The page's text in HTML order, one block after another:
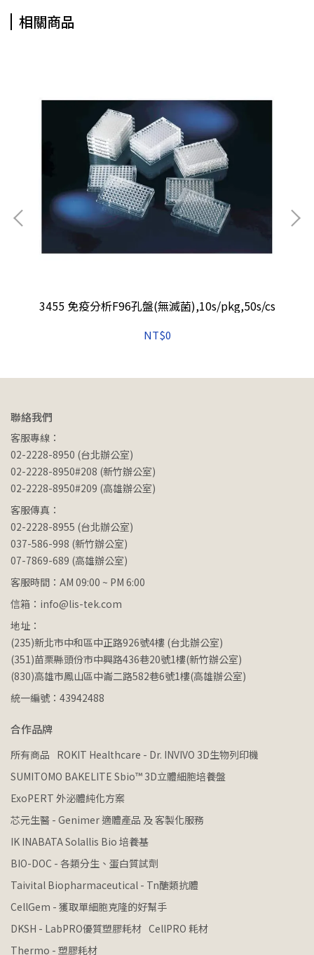
相關商品
3455 免疫分析F96孔盤(無滅菌),10s/pkg,50s/cs
NT$0
聯絡我們
客服專線：
02-2228-8950 (台北辦公室)
02-2228-8950#208 (新竹辦公室)
02-2228-8950#209 (高雄辦公室)
客服傳真：
02-2228-8955 (台北辦公室)
037-586-998 (新竹辦公室)
07-7869-689 (高雄辦公室)
客服時間：AM 09:00 ~ PM 6:00
信箱：info@lis-tek.com
地址：
(235)新北市中和區中正路926號4樓 (台北辦公室)
(351)苗栗縣頭份市中興路436巷20號1樓(新竹辦公室)
(830)高雄市鳳山區中崙二路582巷6號1樓(高雄辦公室)
統一編號：43942488
合作品牌
所有商品 ROKIT Healthcare - Dr. INVIVO 3D生物列印機
SUMITOMO BAKELITE Sbio™ 3D立體細胞培養盤
ExoPERT 外泌體純化方案
芯元生醫 - Genimer 適體產品 及 客製化服務
IK INABATA Solallis Bio 培養基
BIO-DOC - 各類分生、蛋白質試劑
Taivital Biopharmaceutical - Tn醣類抗體
CellGem - 獲取單細胞克隆的好幫手
DKSH - LabPRO優質塑膠耗材 CellPRO 耗材
Thermo - 塑膠耗材